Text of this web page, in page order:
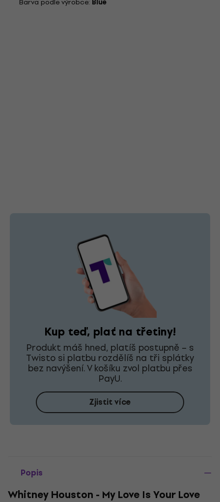
Kup teď, plať na třetiny!
Produkt máš hned, platíš postupně – s
Twisto si platbu rozdělíš na tři splátky
bez navýšení. V košíku zvol platbu přes
PayU.
Zjistit více
Popis
Whitney Houston - My Love Is Your Love